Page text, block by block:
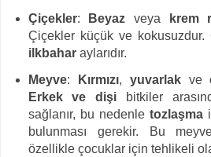
Çiçekler: Beyaz veya krem
Çiçekler küçük ve kokusuzdur.
ilkbaharaylarıdır.
Meyve: Kırmızı, yuvarlakve
Erkek ve dişi bitkiler
sağlanır, bu nedenle tozlaşma
bulunması gerekir. Bu
özellikle çocuklar için tehlikeli